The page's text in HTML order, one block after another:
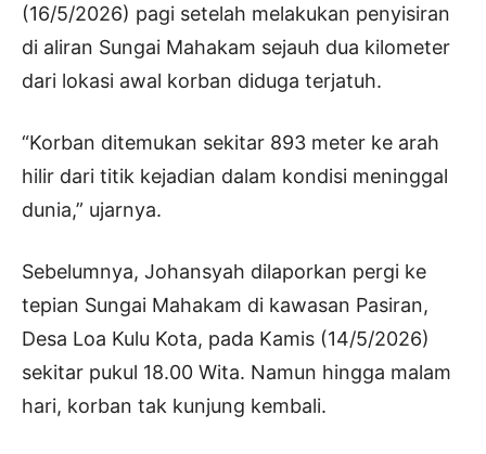
(16/5/2026) pagi setelah melakukan penyisiran
di aliran Sungai Mahakam sejauh dua kilometer
dari lokasi awal korban diduga terjatuh.
“Korban ditemukan sekitar 893 meter ke arah
hilir dari titik kejadian dalam kondisi meninggal
dunia,” ujarnya.
Sebelumnya, Johansyah dilaporkan pergi ke
tepian Sungai Mahakam di kawasan Pasiran,
Desa Loa Kulu Kota, pada Kamis (14/5/2026)
sekitar pukul 18.00 Wita. Namun hingga malam
hari, korban tak kunjung kembali.